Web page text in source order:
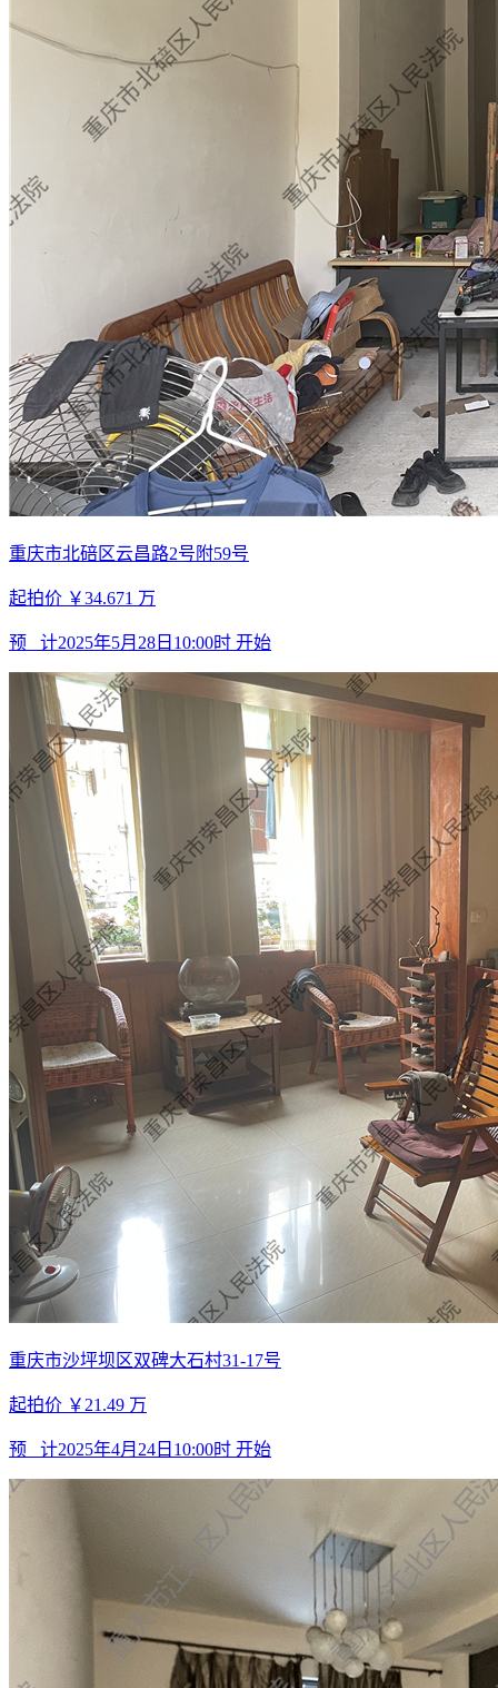
重庆市北碚区云昌路2号附59号
起拍价 ￥34.671 万
预 计2025年5月28日10:00时 开始
重庆市沙坪坝区双碑大石村31-17号
起拍价 ￥21.49 万
预 计2025年4月24日10:00时 开始